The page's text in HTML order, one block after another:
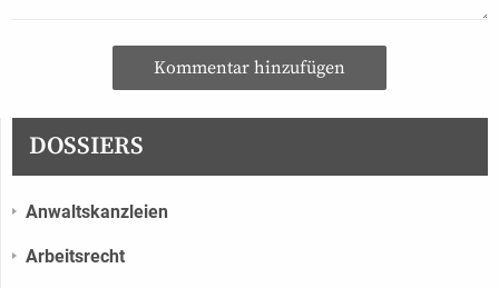
Kommentar hinzufügen
DOSSIERS
Anwaltskanzleien
Arbeitsrecht